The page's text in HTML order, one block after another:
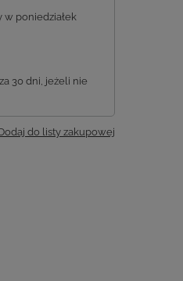
w poniedziałek
30 dni, jeżeli nie
do listy zakupowej